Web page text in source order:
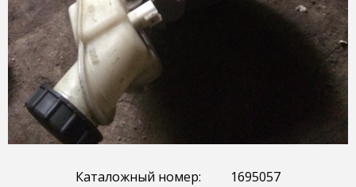
Каталожный номер:
1695057